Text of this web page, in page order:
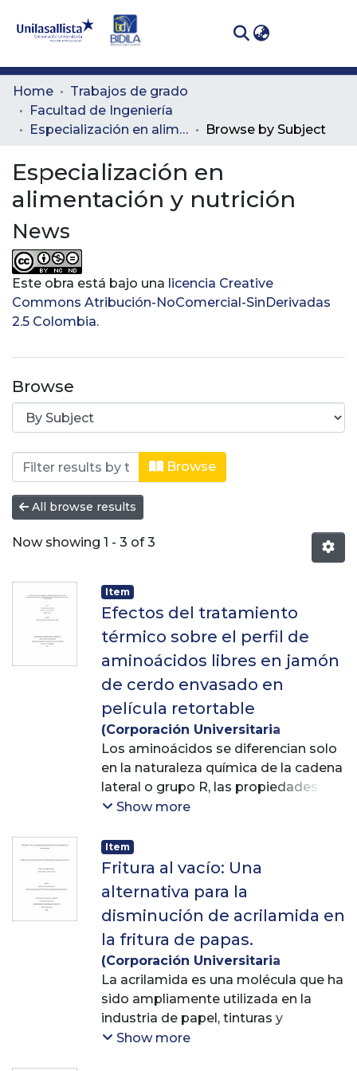
Communities
& Collections
All of DSpace
Home
Trabajos de grado
Facultad de Ingeniería
Especialización en alimentación y nutrición
Browse by Subject
Especialización en
alimentación y nutrición
News
Este obra está bajo una licencia Creative
Commons Atribución-NoComercial-SinDerivadas
2.5 Colombia.
Browse
Browsing Especialización en
Browse
All browse results
Now showing 1 - 3 of 3
Item
Efectos del tratamiento
térmico sobre el perfil de
aminoácidos libres en jamón
de cerdo envasado en
película retortable
(Corporación Universitaria
Lasallista,2013-04-17)Herrera,
Fredy Humberto;Valencia,
Guillermo León; Llanos Ríos,
Natalia
Los aminoácidos se diferencian solo
en la naturaleza química de la cadena
lateral o grupo R, las propiedades
físico-químicas, como la carga neta,
reaccionar con otros aminoácidos o
compuestos hace que este tipo de
analitos tengan gran reactividad
química. Interacciones entre los
grupos laterales de los aminoácidos
(aa) que dan lugar a la formación de
enlaces pseudopeptídicos y de
lisinoalanina, interacciones de
carbohidratos con proteínas y/o
aminoácidos: reacción de Maillard,
que se inicia con la reacción entre un
Show more
Item
Fritura al vacío: Una
alternativa para la
disminución de acrilamida en
la fritura de papas.
(Corporación Universitaria
Lasallista,2019)Segura Duque,
Alba Lucia;Gómez Posas, Sandra
Milena;Giraldo Aguirre, Ana Liliana
La acrilamida es una molécula que ha
sido ampliamente utilizada en la
industria de papel, tinturas y
plásticos; sin embargo, hacia el año
Show more